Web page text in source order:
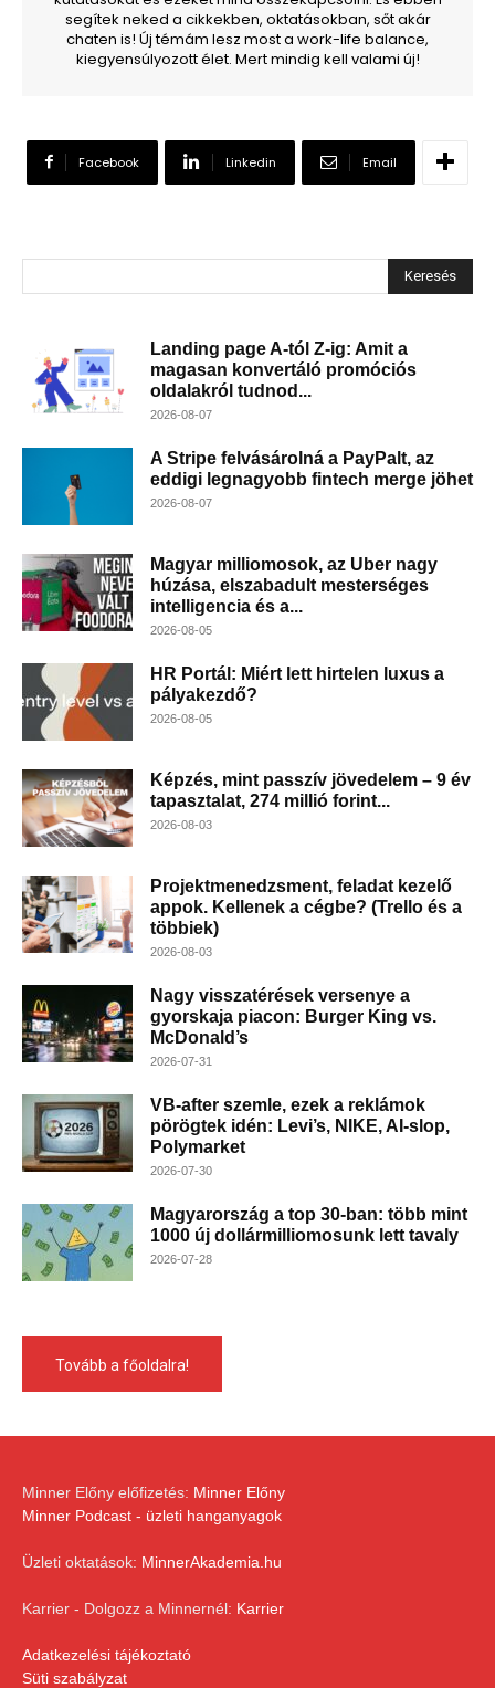
segítek neked a cikkekben, oktatásokban, sőt akár
chaten is! Új témám lesz most a work-life balance,
kiegyensúlyozott élet. Mert mindig kell valami új!
Facebook Linkedin Email
Keresés
Landing page A-tól Z-ig: Amit a
magasan konvertáló promóciós
oldalakról tudnod...
2026-08-07
A Stripe felvásárolná a PayPalt, az
eddigi legnagyobb fintech merge jöhet
2026-08-07
Magyar milliomosok, az Uber nagy
húzása, elszabadult mesterséges
intelligencia és a...
2026-08-05
HR Portál: Miért lett hirtelen luxus a
pályakezdő?
2026-08-05
Képzés, mint passzív jövedelem – 9 év
tapasztalat, 274 millió forint...
2026-08-03
Projektmenedzsment, feladat kezelő
appok. Kellenek a cégbe? (Trello és a
többiek)
2026-08-03
Nagy visszatérések versenye a
gyorskaja piacon: Burger King vs.
McDonald’s
2026-07-31
VB-after szemle, ezek a reklámok
pörögtek idén: Levi’s, NIKE, AI-slop,
Polymarket
2026-07-30
Magyarország a top 30-ban: több mint
1000 új dollármilliomosunk lett tavaly
2026-07-28
Tovább a főoldalra!
Minner Előny előfizetés: Minner Előny
Minner Podcast - üzleti hanganyagok
Üzleti oktatások: MinnerAkademia.hu
Karrier - Dolgozz a Minnernél: Karrier
Adatkezelési tájékoztató
Süti szabályzat